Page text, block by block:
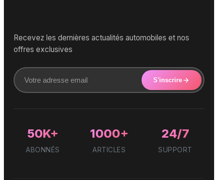
Recevez les dernières actualités automobiles et nos
offres exclusives
S'inscrire
50K+
ABONNÉS
1000+
ARTICLES
24/7
SUPPORT